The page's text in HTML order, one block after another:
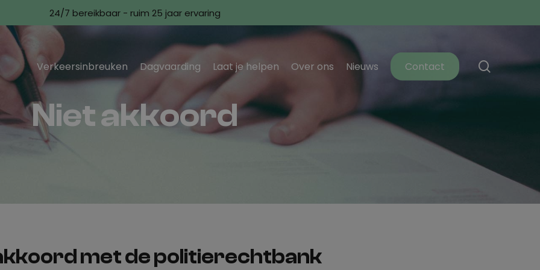
24/7 bereikbaar - ruim 25 jaar ervaring
Verkeersinbreuken Dagvaarding Laat je helpen Over ons Nieuws Contact search
Niet akkoord
met de politierechtbank